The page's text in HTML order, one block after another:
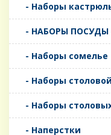
- Наборы
- НАБОРЫ ПОСУДЫ
- Наборы сомелье
- Наборы
- Наборы
- Наперстки